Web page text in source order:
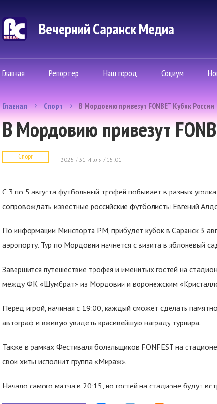
Вечерний Саранск Mедиа
Главная Репортер Наш город Социум
Главная Спорт В Мордовию привезут FONBET Кубок России
В Мордовию привезут
Спорт 2025 / 31 Июля / 15:01
С 3 по 5 августа футбольный трофей побывает в разных
сопровождать известные российские футболисты Евгений
По информации Минспорта РМ, прибудет кубок в Саранск 3
аэропорту. Тур по Мордовии начнется с визита в яблоневый
Завершится путешествие трофея и именитых гостей на
между ФК «Шумбрат» из Мордовии и воронежским
Перед игрой, начиная с 19:00, каждый сможет сделать
автограф и вживую увидеть красивейшую награду турнира.
Также в рамках Фестиваля болельщиков FONFEST на
свои хиты исполнит группа «Мираж».
Начало самого матча в 20:15, но гостей на стадионе будут